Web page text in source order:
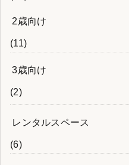
2歳向け
(11)
3歳向け
(2)
レンタルスペース
(6)